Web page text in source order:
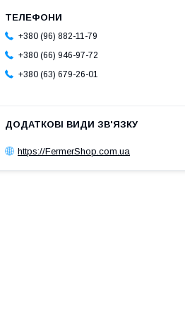
+380 (96) 882-11-79
+380 (66) 946-97-72
+380 (63) 679-26-01
https://FermerShop.com.ua